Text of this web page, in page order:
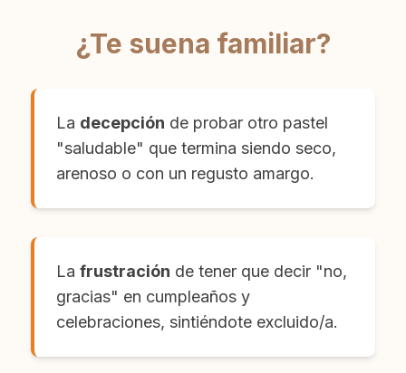
¿Te suena familiar?
La decepción de probar otro pastel
"saludable" que termina siendo seco,
arenoso o con un regusto amargo.
La frustración de tener que decir "no,
gracias" en cumpleaños y
celebraciones, sintiéndote excluido/a.